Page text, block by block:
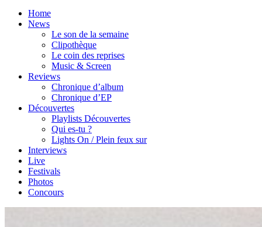
Home
News
Le son de la semaine
Clipothèque
Le coin des reprises
Music & Screen
Reviews
Chronique d’album
Chronique d’EP
Découvertes
Playlists Découvertes
Qui es-tu ?
Lights On / Plein feux sur
Interviews
Live
Festivals
Photos
Concours